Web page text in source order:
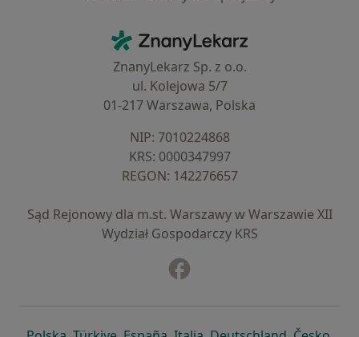
ZnanyLekarz - Strona główna
ZnanyLekarz Sp. z o.o.
ul. Kolejowa 5/7
01-217 Warszawa, Polska
NIP: ⁠7010224868
KRS: ⁠0000347997
REGON: ⁠142276657
Sąd Rejonowy dla m.st. Warszawy w Warszawie XII
Wydział Gospodarczy KRS